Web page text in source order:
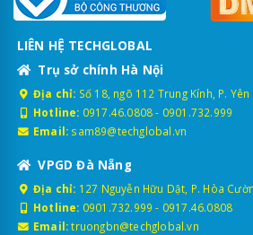
LIÊN HỆ TECHGLOBAL
Trụ sở chính Hà Nội
Địa chỉ: Số 18, ngõ 112 Trung Kính, P.
Hotline: 0917.46.0808- 0901.732.999
Email: sam89@techglobal.vn
VPGD Đà Nẵng
Địa chỉ: 127 Nguyễn Hữu Dật, P. Hòa
Hotline: 0901.732.999 - 0917.46.0808
Email: truongbn@techglobal.vn